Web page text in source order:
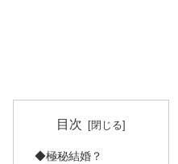
目次
◆極秘結婚？